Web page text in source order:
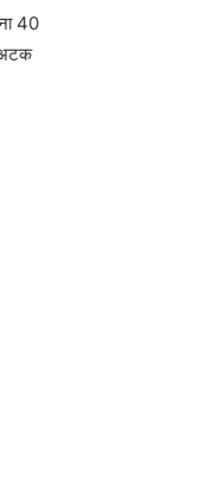
40
अटक